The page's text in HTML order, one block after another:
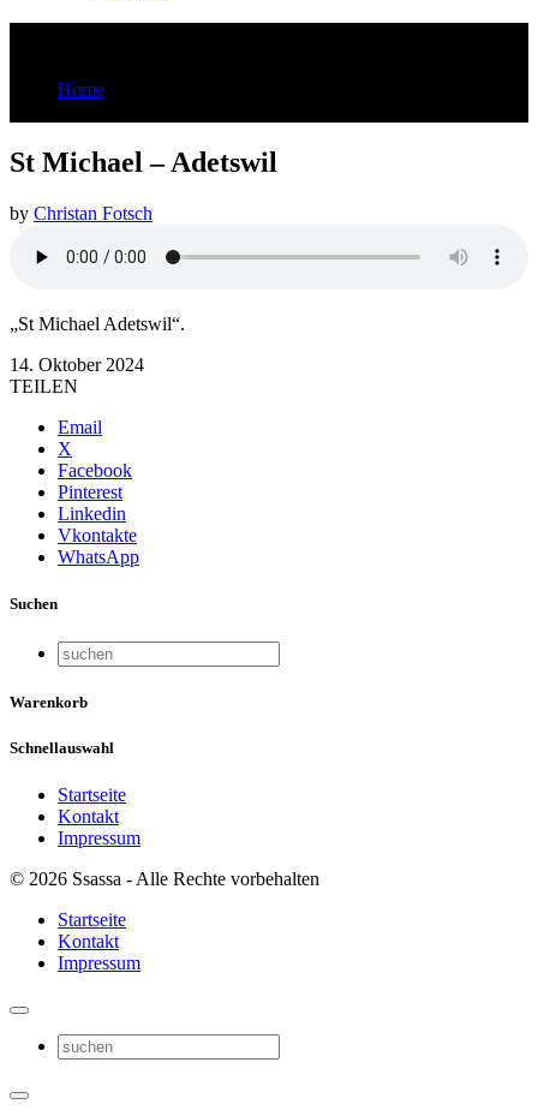
Home
St Michael – Adetswil
by Christan Fotsch
„St Michael Adetswil“.
14. Oktober 2024
TEILEN
Email
X
Facebook
Pinterest
Linkedin
Vkontakte
WhatsApp
Suchen
Warenkorb
Schnellauswahl
Startseite
Kontakt
Impressum
© 2026 Ssassa - Alle Rechte vorbehalten
Startseite
Kontakt
Impressum